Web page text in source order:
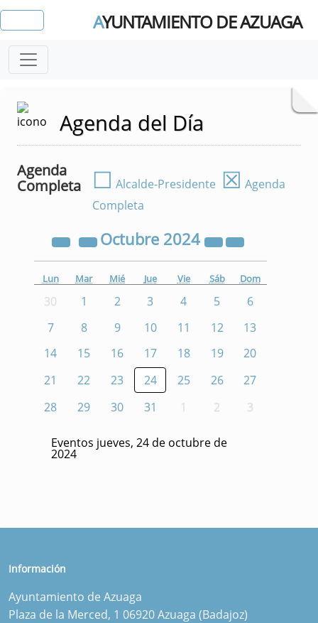
AYUNTAMIENTO DE AZUAGA
Agenda del Día
Agenda
Completa
☐ Alcalde-Presidente ☒ Agenda
Completa
Octubre 2024
Lun Mar Mié Jue Vie Sáb Dom
30 1 2 3 4 5
6
7
8 9 10 11 12
13
14
15 16 17 18 19
20
21
22 23 24 25 26
27
28
29 30 31 1 2 3
Eventos jueves, 24 de octubre de
2024
Información
Ayuntamiento de Azuaga
Plaza de la Merced, 1 06920 Azuaga (Badajoz)